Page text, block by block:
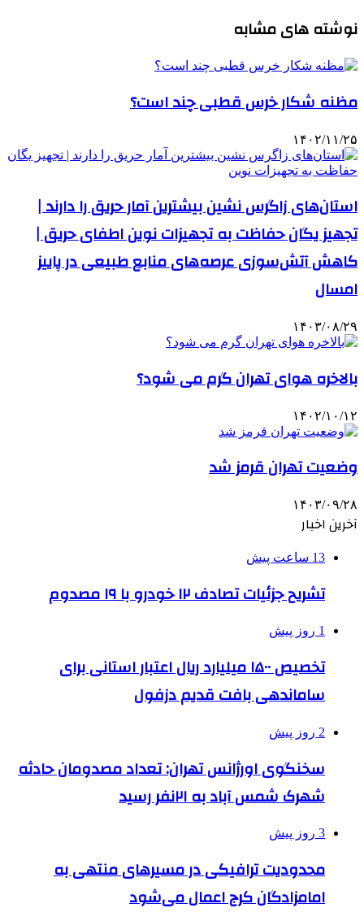
نوشته های مشابه
مظنه شکار خرس قطبی چند است؟
۱۴۰۲/۱۱/۲۵
استان‌های زاگرس نشین بیشترین آمار حریق را دارند |
تجهیز یگان حفاظت به تجهیزات نوین اطفای حریق |
کاهش آتش‌سوزی عرصه‌های منابع طبیعی در پاییز
امسال
۱۴۰۳/۰۸/۲۹
بالاخره هوای تهران گرم می شود؟
۱۴۰۲/۱۰/۱۲
وضعیت تهران قرمز شد
۱۴۰۳/۰۹/۲۸
آخرین اخبار
13 ساعت پیش
تشریح جزئیات تصادف ۱۲ خودرو با ۱۹ مصدوم
1 روز پیش
تخصیص ۱۵۰۰ میلیارد ریال اعتبار استانی برای
ساماندهی بافت قدیم دزفول
2 روز پیش
سخنگوی اورژانس تهران: تعداد مصدومان حادثه
شهرک شمس آباد به ۲۱نفر رسید
3 روز پیش
محدودیت ترافیکی در مسیرهای منتهی به
امامزادگان کرج اعمال می‌شود